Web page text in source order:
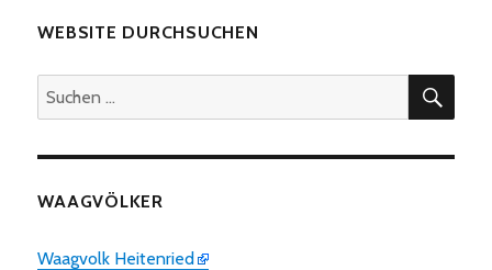
WEBSITE DURCHSUCHEN
Suchen
nach:
WAAGVÖLKER
Waagvolk Heitenried